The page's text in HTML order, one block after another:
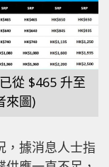
從 $465 升至
來圖)
，據消息人士指